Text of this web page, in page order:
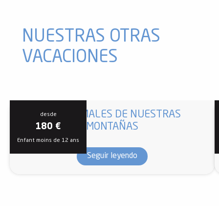
NUESTRAS OTRAS
VACACIONES
desde
180 €
Enfant moins de 12 ans
LOS ANIMALES DE NUESTRAS
MONTAÑAS
Seguir leyendo